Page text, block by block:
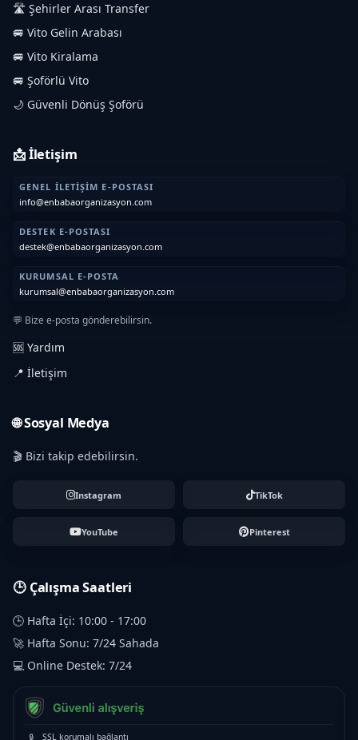
🛣️ Şehirler Arası Transfer
🚐 Vito Gelin Arabası
🚐 Vito Kiralama
🚐 Şoförlü Vito
🌙 Güvenli Dönüş Şoförü
📩 İletişim
GENEL İLETIŞIM E-POSTASI
info@enbabaorganizasyon.com
DESTEK E-POSTASI
destek@enbabaorganizasyon.com
KURUMSAL E-POSTA
kurumsal@enbabaorganizasyon.com
💬 Bize e-posta gönderebilirsin.
🆘 Yardım
📍 İletişim
🌐 Sosyal Medya
🎬 Bizi takip edebilirsin.
Instagram TikTok
YouTube Pinterest
🕒 Çalışma Saatleri
🕒 Hafta İçi: 10:00 - 17:00
🚀 Hafta Sonu: 7/24 Sahada
💻 Online Destek: 7/24
🔒 SSL korumalı bağlantı